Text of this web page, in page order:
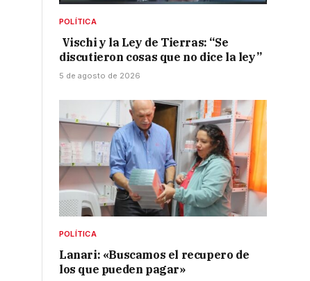
POLÍTICA
Vischi y la Ley de Tierras: “Se
discutieron cosas que no dice la ley”
5 de agosto de 2026
POLÍTICA
Lanari: «Buscamos el recupero de
los que pueden pagar»